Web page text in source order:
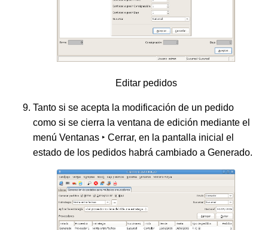
Editar pedidos
Tanto si se acepta la modificación de un pedido
como si se cierra la ventana de edición mediante el
menú Ventanas ‣ Cerrar, en la pantalla inicial el
estado de los pedidos habrá cambiado a Generado.